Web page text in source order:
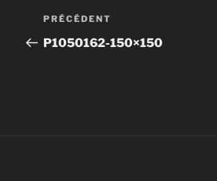
Navigation
de
Article
précédent
PRÉCÉDENT
P1050162-150×150